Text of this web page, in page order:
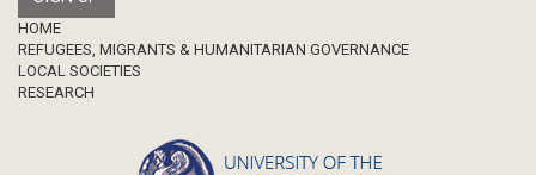
Footer
HOME
REFUGEES, MIGRANTS & HUMANITARIAN GOVERNANCE
LOCAL SOCIETIES
RESEARCH